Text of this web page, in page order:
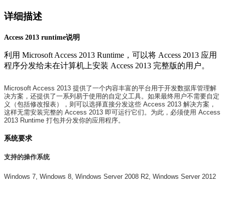
详细描述
Access 2013 runtime说明
利用 Microsoft Access 2013 Runtime，可以将 Access 2013 应用
程序分发给未在计算机上安装 Access 2013 完整版的用户。
Microsoft Access 2013 提供了一个内容丰富的平台用于开发数据库管理解
决方案，还提供了一系列易于使用的自定义工具。如果最终用户不需要自定
义（包括修改报表），则可以选择直接分发这些 Access 2013 解决方案，
这样无需安装完整的 Access 2013 即可运行它们。为此，必须使用 Access
2013 Runtime 打包并分发你的应用程序。
系统要求
支持的操作系统
Windows 7, Windows 8, Windows Server 2008 R2, Windows Server 2012